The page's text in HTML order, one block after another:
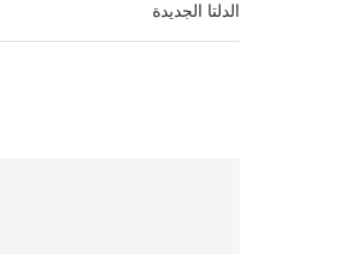
الدلتا الجديدة